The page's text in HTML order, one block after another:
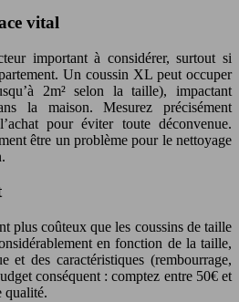
vital
important à considérer, surtout si
Un coussin XL peut occuper
2m² selon la taille), impactant
la maison. Mesurez précisément
pour éviter toute déconvenue.
être un problème pour le nettoyage
plus coûteux que les coussins de taille
en fonction de la taille,
et des caractéristiques (rembourrage,
conséquent : comptez entre 50€ et
qualité.